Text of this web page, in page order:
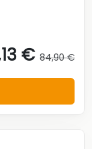
€ 84,90 €